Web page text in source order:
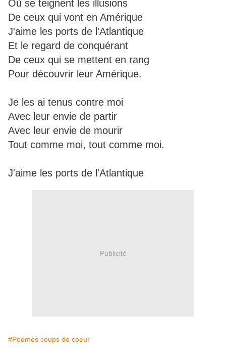
Où se teignent les illusions
De ceux qui vont en Amérique
J'aime les ports de l'Atlantique
Et le regard de conquérant
De ceux qui se mettent en rang
Pour découvrir leur Amérique.
Je les ai tenus contre moi
Avec leur envie de partir
Avec leur envie de mourir
Tout comme moi, tout comme moi.
J'aime les ports de l'Atlantique
Publicité
#Poèmes coups de coeur